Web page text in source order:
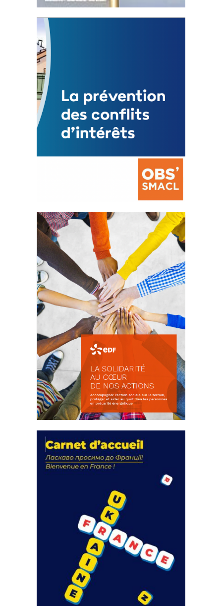
Statut de l’élu local
3 avril 2024
Mise à jour avril 2024
FEUILLETER
La prévention des conflits
d’intérêts
18 septembre 2023
FEUILLETER
actions
18 septembre 2023
FEUILLETER